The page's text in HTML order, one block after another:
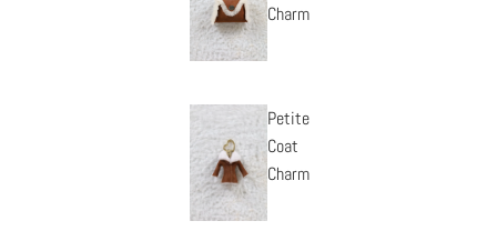
Charm
Petite
Coat
Charm